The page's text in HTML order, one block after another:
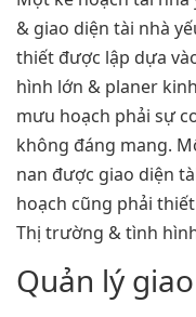
& giao diện tài nhà
thiết được lập dựa
hình lớn & planer
mưu hoạch phải sự
không đáng mang.
nan được giao diện
hoạch cũng phải
Thị trường & tình
Quản lý